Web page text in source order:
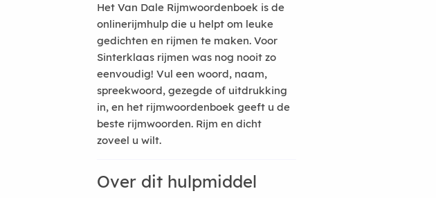
Het Van Dale Rijmwoordenboek is de
onlinerijmhulp die u helpt om leuke
gedichten en rijmen te maken. Voor
Sinterklaas rijmen was nog nooit zo
eenvoudig! Vul een woord, naam,
spreekwoord, gezegde of uitdrukking
in, en het rijmwoordenboek geeft u de
beste rijmwoorden. Rijm en dicht
zoveel u wilt.
Over dit hulpmiddel